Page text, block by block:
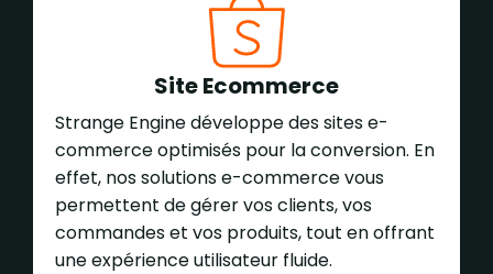
Site Ecommerce
Strange Engine développe des sites e-
commerce optimisés pour la conversion. En
effet, nos solutions e-commerce vous
permettent de gérer vos clients, vos
commandes et vos produits, tout en offrant
une expérience utilisateur fluide.